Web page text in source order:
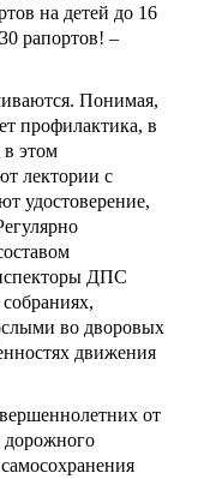
на детей до 16
рапортов! –
Понимая,
профилактика, в
в этом
лектории с
удостоверение,
ДПС
во дворовых
движения
от
дорожного